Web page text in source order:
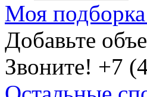
Моя подборка
Добавьте
Звоните! +7